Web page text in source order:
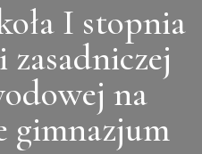
I stopnia
zasadniczej
na
gimnazjum